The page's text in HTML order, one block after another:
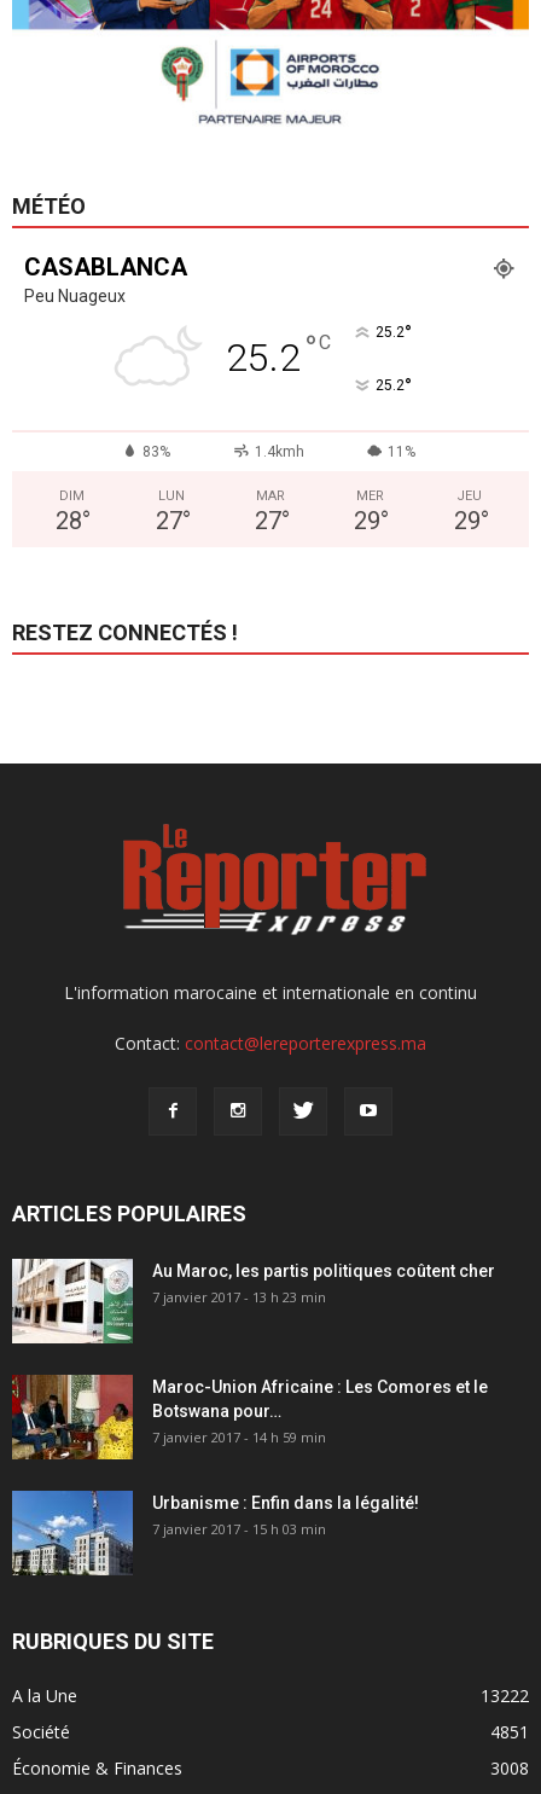
MÉTÉO
CASABLANCA
Peu Nuageux
25.2°C 25.2°
25.2°
83% 1.4kmh 11%
DIM
28°
LUN
27°
MAR
27°
MER
29°
JEU
29°
RESTEZ CONNECTÉS !
L'information marocaine et internationale en continu
Contact: contact@lereporterexpress.ma
ARTICLES POPULAIRES
Au Maroc, les partis politiques coûtent cher
7 janvier 2017 - 13 h 23 min
Maroc-Union Africaine : Les Comores et le
Botswana pour…
7 janvier 2017 - 14 h 59 min
Urbanisme : Enfin dans la légalité!
7 janvier 2017 - 15 h 03 min
RUBRIQUES DU SITE
A la Une
13222
Société
4851
Économie & Finances
3008